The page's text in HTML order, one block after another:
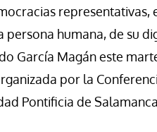
representativas,
humana, de su
García Magán este
por la
Pontificia de Salamanca.
de la
Revista
El olor